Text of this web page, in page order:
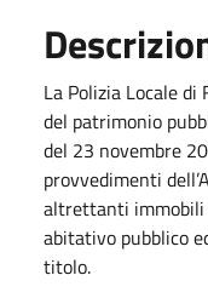
La Polizia Locale
del patrimonio
del 23 novembre
provvedimenti
altrettanti immobili
abitativo pubblico
titolo.